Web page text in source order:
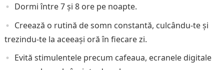
Dormi între 7 și 8 ore pe noapte.
Creează o rutină de somn constantă, culcându-te și
trezindu-te la aceeași oră în fiecare zi.
Evită stimulentele precum cafeaua, ecranele digitale